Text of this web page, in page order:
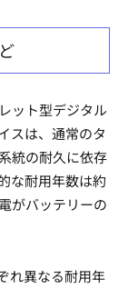
ット型デジタル
スは、通常のタ
統の耐久に依存
な耐用年数は約
がバッテリーの
れ異なる耐用年